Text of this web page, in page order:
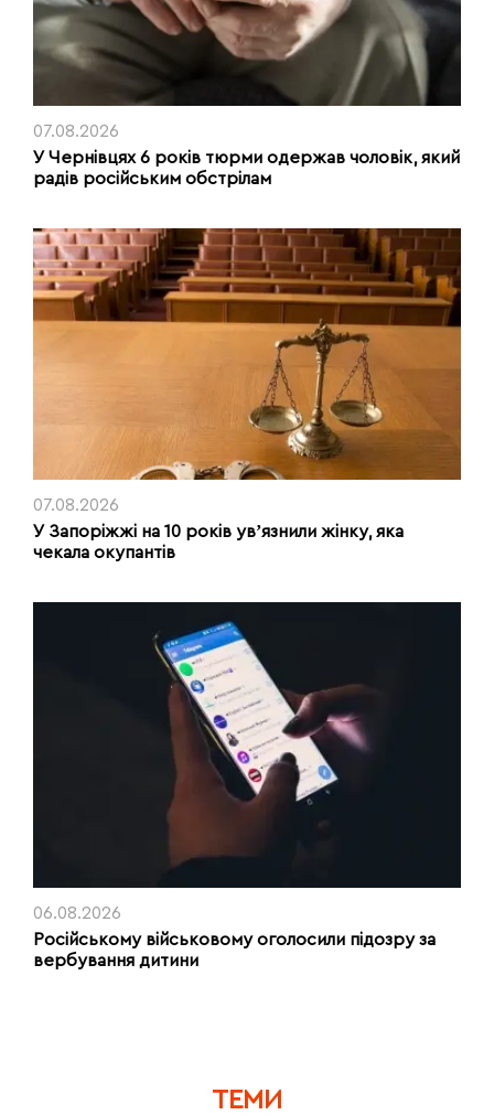
07.08.2026
У Чернівцях 6 років тюрми одержав чоловік, який
радів російським обстрілам
07.08.2026
У Запоріжжі на 10 років увʼязнили жінку, яка
чекала окупантів
06.08.2026
Російському військовому оголосили підозру за
вербування дитини
ТЕМИ